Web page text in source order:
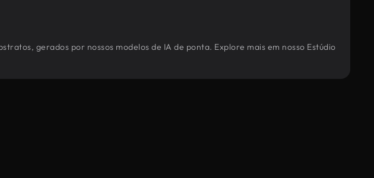
gerados por nossos modelos de IA de ponta. Explore mais em nosso Estúdio